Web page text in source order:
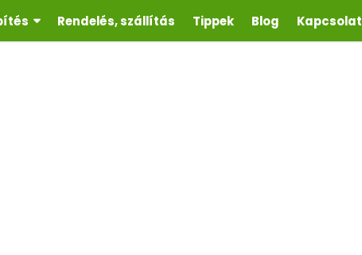
Rendelés, szállítás Tippek Blog Kapcsolat